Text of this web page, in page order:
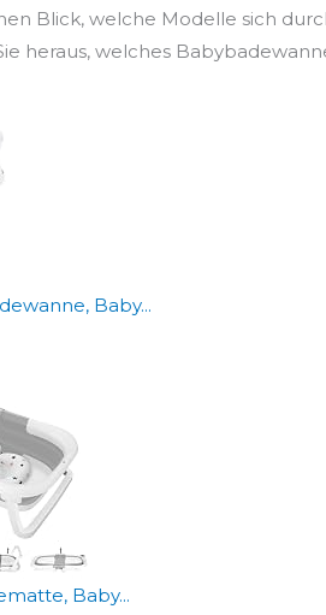
Blick, welche Modelle sich
heraus, welches
Baby...
Baby...